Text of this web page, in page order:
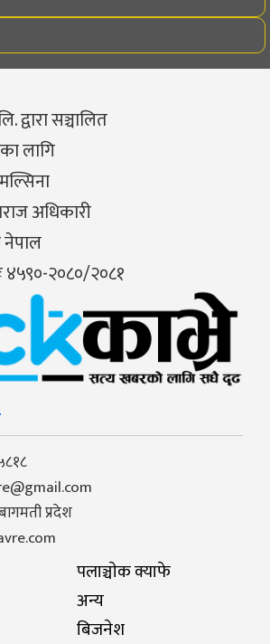
द्वारा सञ्चालित
लागि
अधिकारी
४५९०-२०८०/२०८१
प्रदेश
पलाञ्चाेक क्याफे
अन्य
बिजनेश